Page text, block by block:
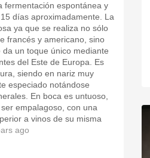
fermentación espontánea y
días aproximadamente. La
ya que se realiza no sólo
francés y americano, sino
un toque único mediante
del Este de Europa. Es
siendo en nariz muy
especiado notándose
En boca es untuoso,
empalagoso, con una
a vinos de su misma
ago